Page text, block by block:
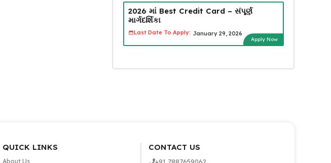
2026 માં Best Credit Card – સંપૂર્ણ
માર્ગદર્શિકા
Last Date To Apply: January 29, 2026
Apply Now
QUICK LINKS
About Us
CONTACT US